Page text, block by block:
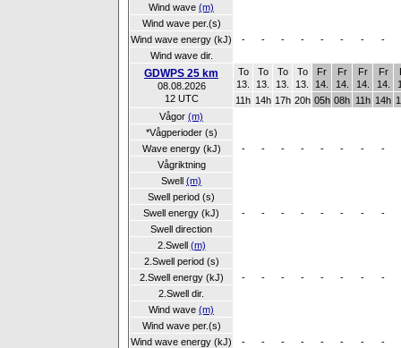
Wind wave (m)
Wind wave per.(s)
Wind wave energy (kJ)
- - - - - - -
-
Wind wave dir.
GDWPS 25 km
08.08.2026
12 UTC
To
13.
To
13.
To
13.
To
13.
Fr
14.
Fr
14.
Fr
14.
Fr
14.
11h 14h 17h 20h 05h 08h 11h 14h
Vågor (m)
*Vågperioder (s)
Wave energy (kJ)
- - - - - - -
-
Vågriktning
Swell (m)
Swell period (s)
Swell energy (kJ)
- - - - - - -
-
Swell direction
2.Swell (m)
2.Swell period (s)
2.Swell energy (kJ)
- - - - - - -
-
2.Swell dir.
Wind wave (m)
Wind wave per.(s)
Wind wave energy (kJ)
- - - - - - -
-